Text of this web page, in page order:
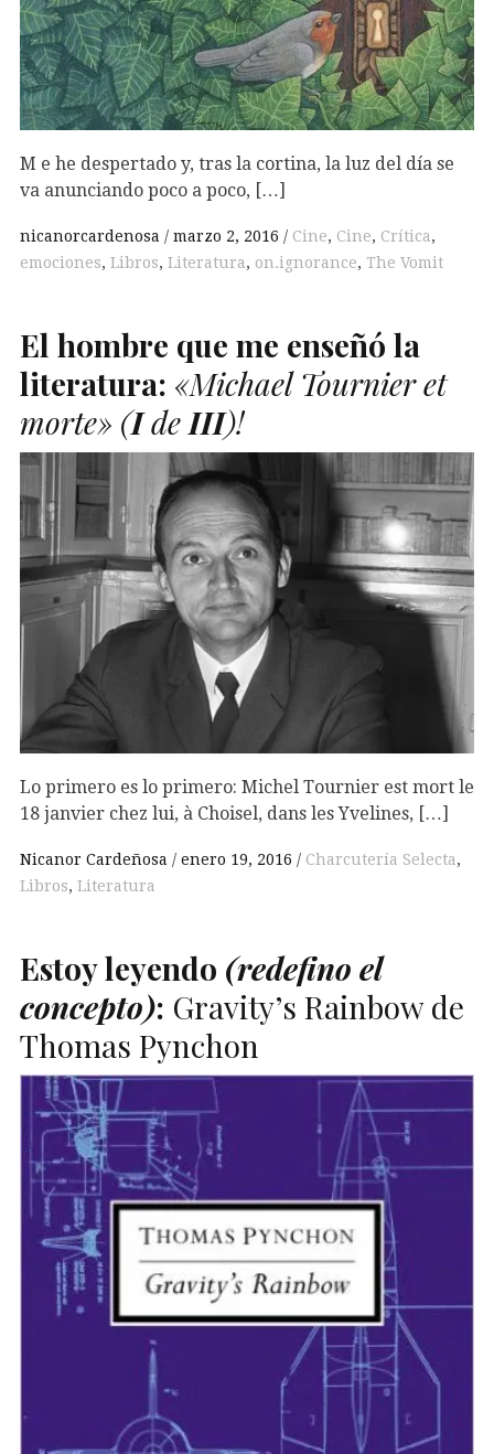
M e he despertado y, tras la cortina, la luz del día se
va anunciando poco a poco, […]
nicanorcardenosa marzo 2, 2016 Cine, Cine, Crítica,
emociones, Libros, Literatura, on.ignorance, The Vomit
El hombre que me enseñó la
literatura: «Michael Tournier et
morte» (Ide III)!
Lo primero es lo primero: Michel Tournier est mort le
18 janvier chez lui, à Choisel, dans les Yvelines, […]
Nicanor Cardeñosa enero 19, 2016 Charcutería Selecta,
Libros, Literatura
Estoy leyendo (redefino el
concepto): Gravity’s Rainbow de
Thomas Pynchon